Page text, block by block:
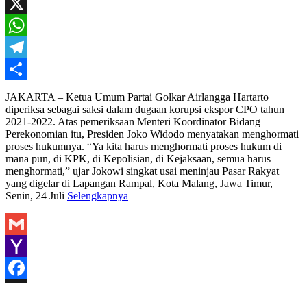
Mail
Facebook
X
WhatsApp
Telegram
Share
JAKARTA – Ketua Umum Partai Golkar Airlangga Hartarto
diperiksa sebagai saksi dalam dugaan korupsi ekspor CPO tahun
2021-2022. Atas pemeriksaan Menteri Koordinator Bidang
Perekonomian itu, Presiden Joko Widodo menyatakan menghormati
proses hukumnya. “Ya kita harus menghormati proses hukum di
mana pun, di KPK, di Kepolisian, di Kejaksaan, semua harus
menghormati,” ujar Jokowi singkat usai meninjau Pasar Rakyat
yang digelar di Lapangan Rampal, Kota Malang, Jawa Timur,
Senin, 24 Juli Selengkapnya
Gmail
Yahoo